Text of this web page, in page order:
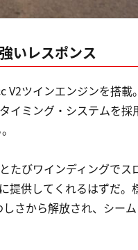
いレスポンス
V2ツインエンジンを搭載
ミング・システムを採
びワインディングでス
提供してくれるはずだ。
さから解放され、シー